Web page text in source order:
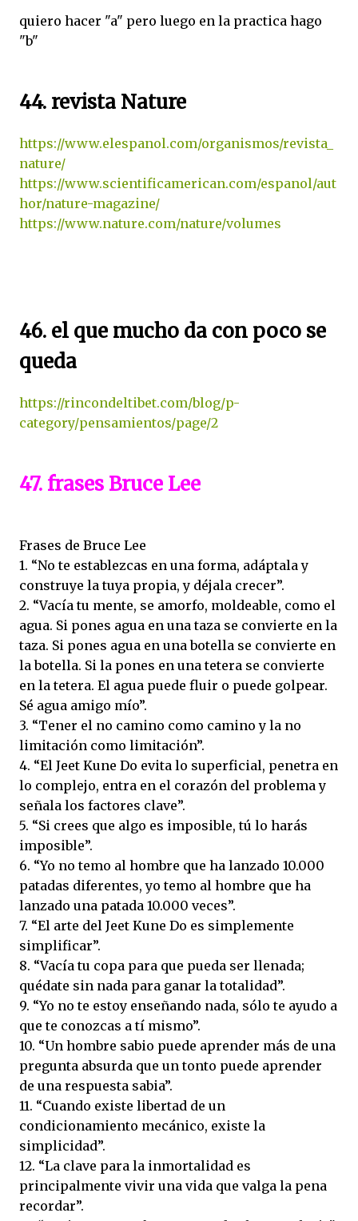
quiero hacer "a" pero luego en la practica hago
"b"
44. revista Nature
https://www.elespanol.com/organismos/revista_
nature/
https://www.scientificamerican.com/espanol/aut
hor/nature-magazine/
https://www.nature.com/nature/volumes
46. el que mucho da con poco se
queda
https://rincondeltibet.com/blog/p-
category/pensamientos/page/2
47. frases Bruce Lee
Frases de Bruce Lee
1. “No te establezcas en una forma, adáptala y
construye la tuya propia, y déjala crecer”.
2. “Vacía tu mente, se amorfo, moldeable, como el
agua. Si pones agua en una taza se convierte en la
taza. Si pones agua en una botella se convierte en
la botella. Si la pones en una tetera se convierte
en la tetera. El agua puede fluir o puede golpear.
Sé agua amigo mío”.
3. “Tener el no camino como camino y la no
limitación como limitación”.
4. “El Jeet Kune Do evita lo superficial, penetra en
lo complejo, entra en el corazón del problema y
señala los factores clave”.
5. “Si crees que algo es imposible, tú lo harás
imposible”.
6. “Yo no temo al hombre que ha lanzado 10.000
patadas diferentes, yo temo al hombre que ha
lanzado una patada 10.000 veces”.
7. “El arte del Jeet Kune Do es simplemente
simplificar”.
8. “Vacía tu copa para que pueda ser llenada;
quédate sin nada para ganar la totalidad”.
9. “Yo no te estoy enseñando nada, sólo te ayudo a
que te conozcas a tí mismo”.
10. “Un hombre sabio puede aprender más de una
pregunta absurda que un tonto puede aprender
de una respuesta sabia”.
11. “Cuando existe libertad de un
condicionamiento mecánico, existe la
simplicidad”.
12. “La clave para la inmortalidad es
principalmente vivir una vida que valga la pena
recordar”.